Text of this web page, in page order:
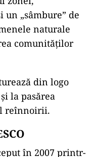
în zonă se
accentul
pe protejarea
sunt atrași
de liniștea
și cultură.
devenit marca
zonei,